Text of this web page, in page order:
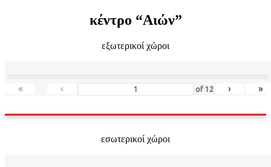
κέντρο “Αιών”
εξωτερικοί χώροι
« ‹ of 12 › »
εσωτερικοί χώροι